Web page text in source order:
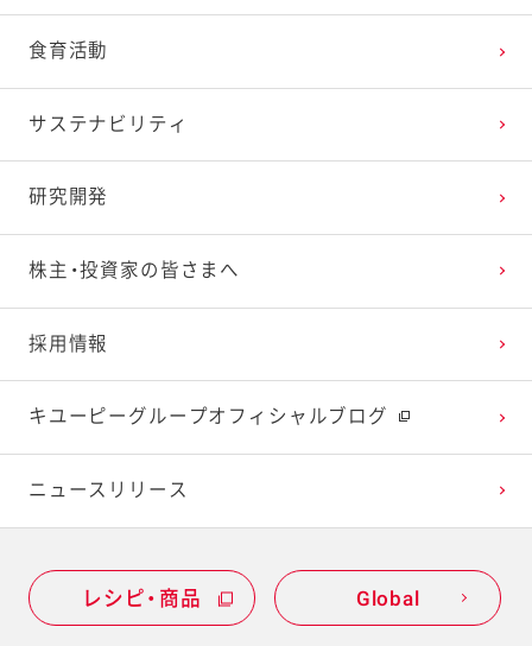
研究レポート 親子で料理をする経験が子どもの心
研究レポート ポテトサラダが食後の血糖値上昇を
抑制する効果の検討
研究レポート リサイクルペットボトル 活用に向け
た安全性確認
もたちを笑顔に！
研究レポート マヨネーズの「口どけ」の定量化に成
功
食育活動
サステナビリティ
研究開発
株主・投資家の皆さまへ
採用情報
キユーピーグループオフィシャルブログ
ニュースリリース
レシピ・商品 Global